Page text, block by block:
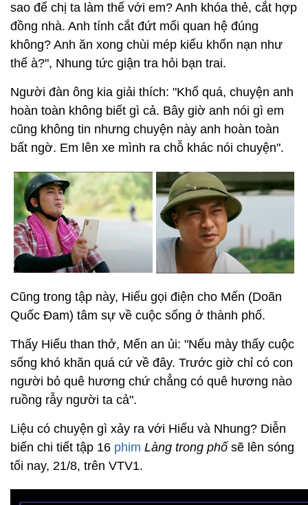
sao để chị ta làm thế với em? Anh khóa thẻ, cắt hợp
đồng nhà. Anh tính cắt đứt mối quan hệ đúng
không? Anh ăn xong chùi mép kiểu khốn nạn như
thế à?", Nhung tức giận tra hỏi bạn trai.
Người đàn ông kia giải thích: "Khổ quá, chuyện anh
hoàn toàn không biết gì cả. Bây giờ anh nói gì em
cũng không tin nhưng chuyện này anh hoàn toàn
bất ngờ. Em lên xe mình ra chỗ khác nói chuyện".
Cũng trong tập này, Hiếu gọi điện cho Mến (Doãn
Quốc Đam) tâm sự về cuộc sống ở thành phố.
Thấy Hiếu than thở, Mến an ủi: "Nếu mày thấy cuộc
sống khó khăn quá cứ về đây. Trước giờ chỉ có con
người bỏ quê hương chứ chẳng có quê hương nào
ruồng rẫy người ta cả".
Liệu có chuyện gì xảy ra với Hiếu và Nhung? Diễn
biến chi tiết tập 16 phim Làng trong phố sẽ lên sóng
tối nay, 21/8, trên VTV1.